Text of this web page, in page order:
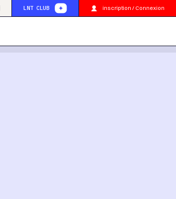
LNT CLUB inscription / Connexion